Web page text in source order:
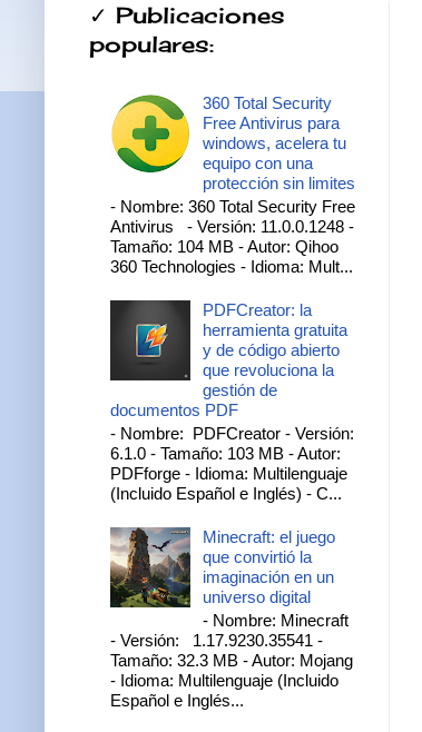
✓ Publicaciones
populares:
360 Total Security
Free Antivirus para
windows, acelera tu
equipo con una
protección sin limites
- Nombre: 360 Total Security Free
Antivirus - Versión: 11.0.0.1248 -
Tamaño: 104 MB - Autor: Qihoo
360 Technologies - Idioma: Mult...
PDFCreator: la
herramienta gratuita
y de código abierto
que revoluciona la
gestión de
documentos PDF
- Nombre: PDFCreator - Versión:
6.1.0 - Tamaño: 103 MB - Autor:
PDFforge - Idioma: Multilenguaje
(Incluido Español e Inglés) - C...
Minecraft: el juego
que convirtió la
imaginación en un
universo digital
- Nombre: Minecraft
- Versión: 1.17.9230.35541 -
Tamaño: 32.3 MB - Autor: Mojang
- Idioma: Multilenguaje (Incluido
Español e Inglés...